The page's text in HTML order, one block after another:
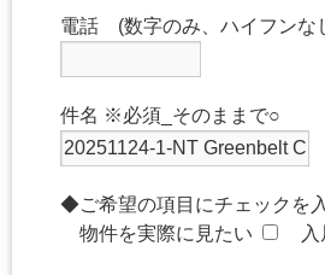
電話 (数字のみ、ハイフンな
件名 ※必須_そのままで○
◆ご希望の項目にチェックを
物件を実際に見たい